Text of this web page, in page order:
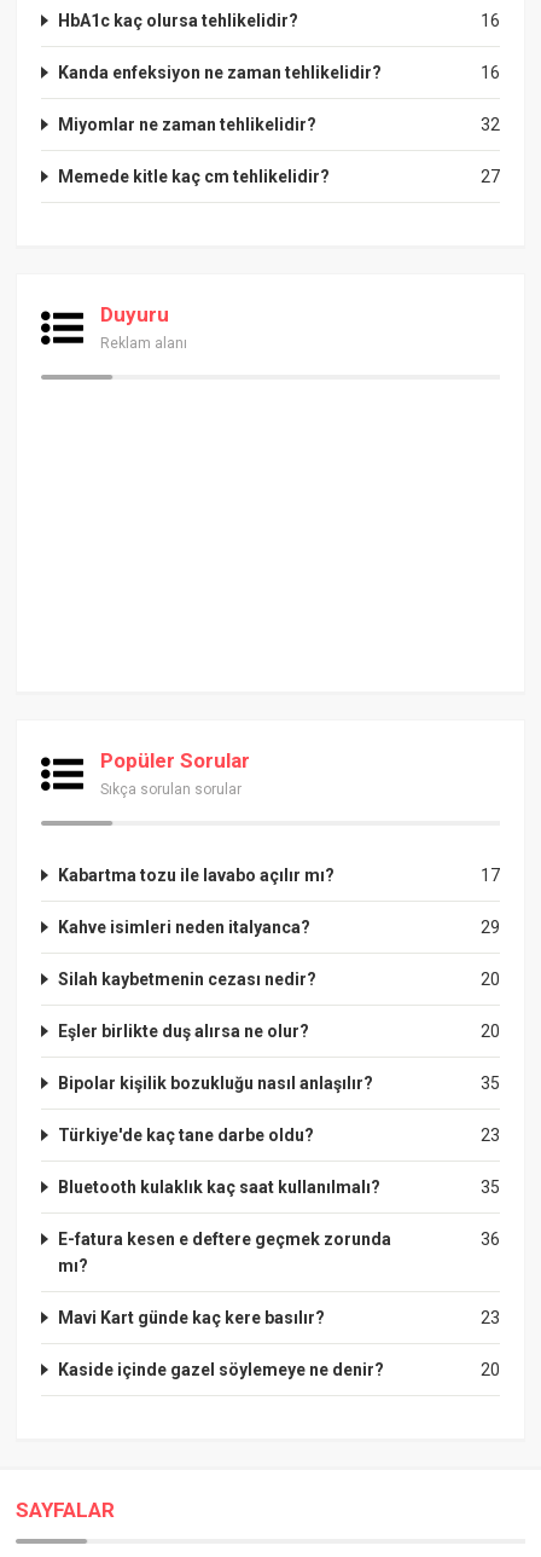
16
HbA1c kaç olursa tehlikelidir?
16
Kanda enfeksiyon ne zaman tehlikelidir?
32
Miyomlar ne zaman tehlikelidir?
27
Memede kitle kaç cm tehlikelidir?
Duyuru
Reklam alanı
Popüler Sorular
Sıkça sorulan sorular
17
Kabartma tozu ile lavabo açılır mı?
29
Kahve isimleri neden italyanca?
20
Silah kaybetmenin cezası nedir?
20
Eşler birlikte duş alırsa ne olur?
35
Bipolar kişilik bozukluğu nasıl anlaşılır?
23
Türkiye'de kaç tane darbe oldu?
35
Bluetooth kulaklık kaç saat kullanılmalı?
36
E-fatura kesen e deftere geçmek zorunda
mı?
23
Mavi Kart günde kaç kere basılır?
20
Kaside içinde gazel söylemeye ne denir?
SAYFALAR